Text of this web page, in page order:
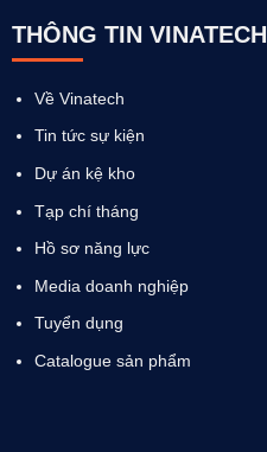
THÔNG TIN VINATECH
Về Vinatech
Tin tức sự kiện
Dự án kệ kho
Tạp chí tháng
Hồ sơ năng lực
Media doanh nghiệp
Tuyển dụng
Catalogue sản phẩm